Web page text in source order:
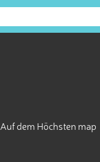
Auf dem Höchsten map